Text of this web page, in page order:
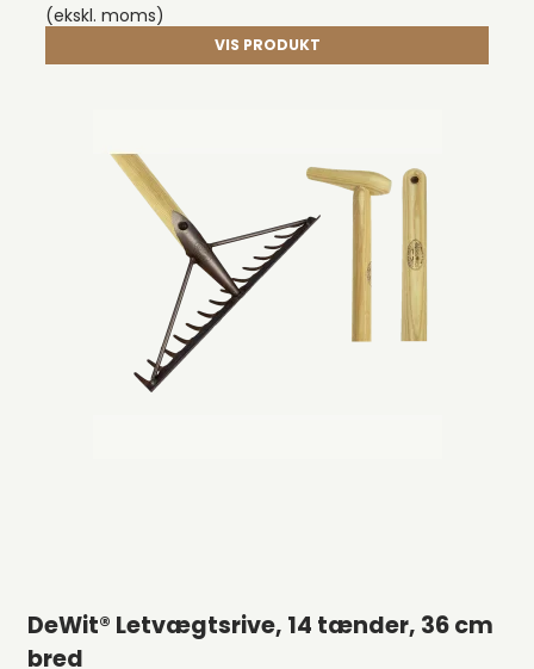
(ekskl. moms)
VIS PRODUKT
DeWit® Letvægtsrive, 14 tænder, 36 cm
bred